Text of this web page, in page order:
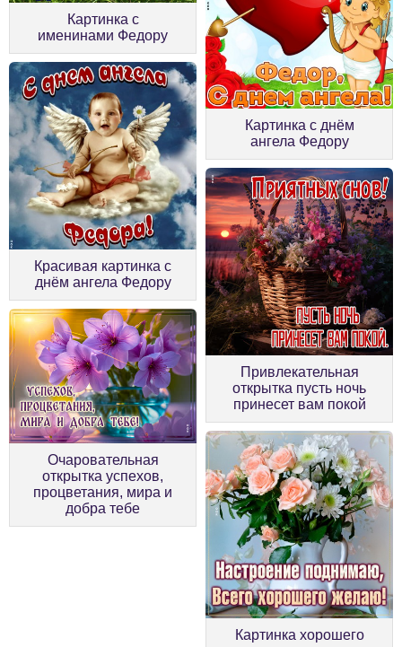
Картинка с
именинами Федору
Картинка с днём
ангела Федору
Красивая картинка с
днём ангела Федору
Привлекательная
открытка пусть ночь
принесет вам покой
Очаровательная
открытка успехов,
процветания, мира и
добра тебе
Картинка хорошего